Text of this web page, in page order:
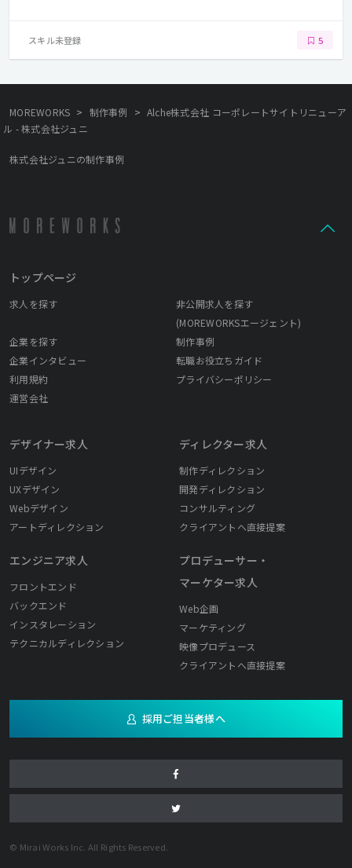
スキル未登録 5
MOREWORKS > 制作事例 > Alche株式会社 コーポレートサイトリニューア
ル - 株式会社ジュニ
株式会社ジュニの制作事例
トップページ
求人を探す
非公開求人を探す
(MOREWORKSエージェント)
企業を探す
制作事例
企業インタビュー
転職お役立ちガイド
利用規約
プライバシーポリシー
運営会社
デザイナー求人
UIデザイン
UXデザイン
Webデザイン
アートディレクション
エンジニア求人
フロントエンド
バックエンド
インスタレーション
テクニカルディレクション
ディレクター求人
制作ディレクション
開発ディレクション
コンサルティング
クライアントへ直接提案
プロデューサー・
マーケター求人
Web企画
マーケティング
映像プロデュース
クライアントへ直接提案
採用ご担当者様へ
© Mirai Works Inc. All Rights Reserved.